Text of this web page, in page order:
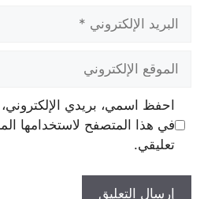
البريد
الإلكتروني
الموقع
الإلكتروني
احفظ اسمي، بريدي الإلكتروني،
في هذا المتصفح لاستخدامها
تعليقي.